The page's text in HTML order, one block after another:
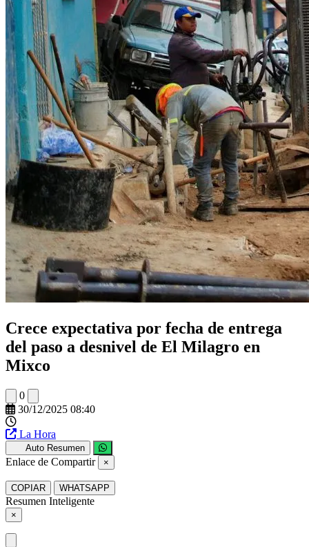
Crece expectativa por fecha de entrega
del paso a desnivel de El Milagro en
Mixco
0
30/12/2025 08:40
La Hora
Auto Resumen
Enlace de Compartir ×
COPIAR WHATSAPP
Resumen Inteligente
×